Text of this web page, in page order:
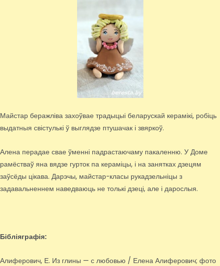
Майстар беражліва захоўвае традыцыі беларускай керамікі, робіць
выдатныя свістулькі ў выглядзе птушачак і звяркоў.
Алена перадае свае ўменні падрастаючаму пакаленню. У Доме
рамёстваў яна вядзе гурток па кераміцы, і на занятках дзецям
заўсёды цікава. Дарэчы, майстар-класы рукадзельніцы з
задавальненнем наведваюць не толькі дзеці, але і дарослыя.
Бібліяграфія:
Алиферович, Е. Из глины — с любовью / Елена Алиферович; фото